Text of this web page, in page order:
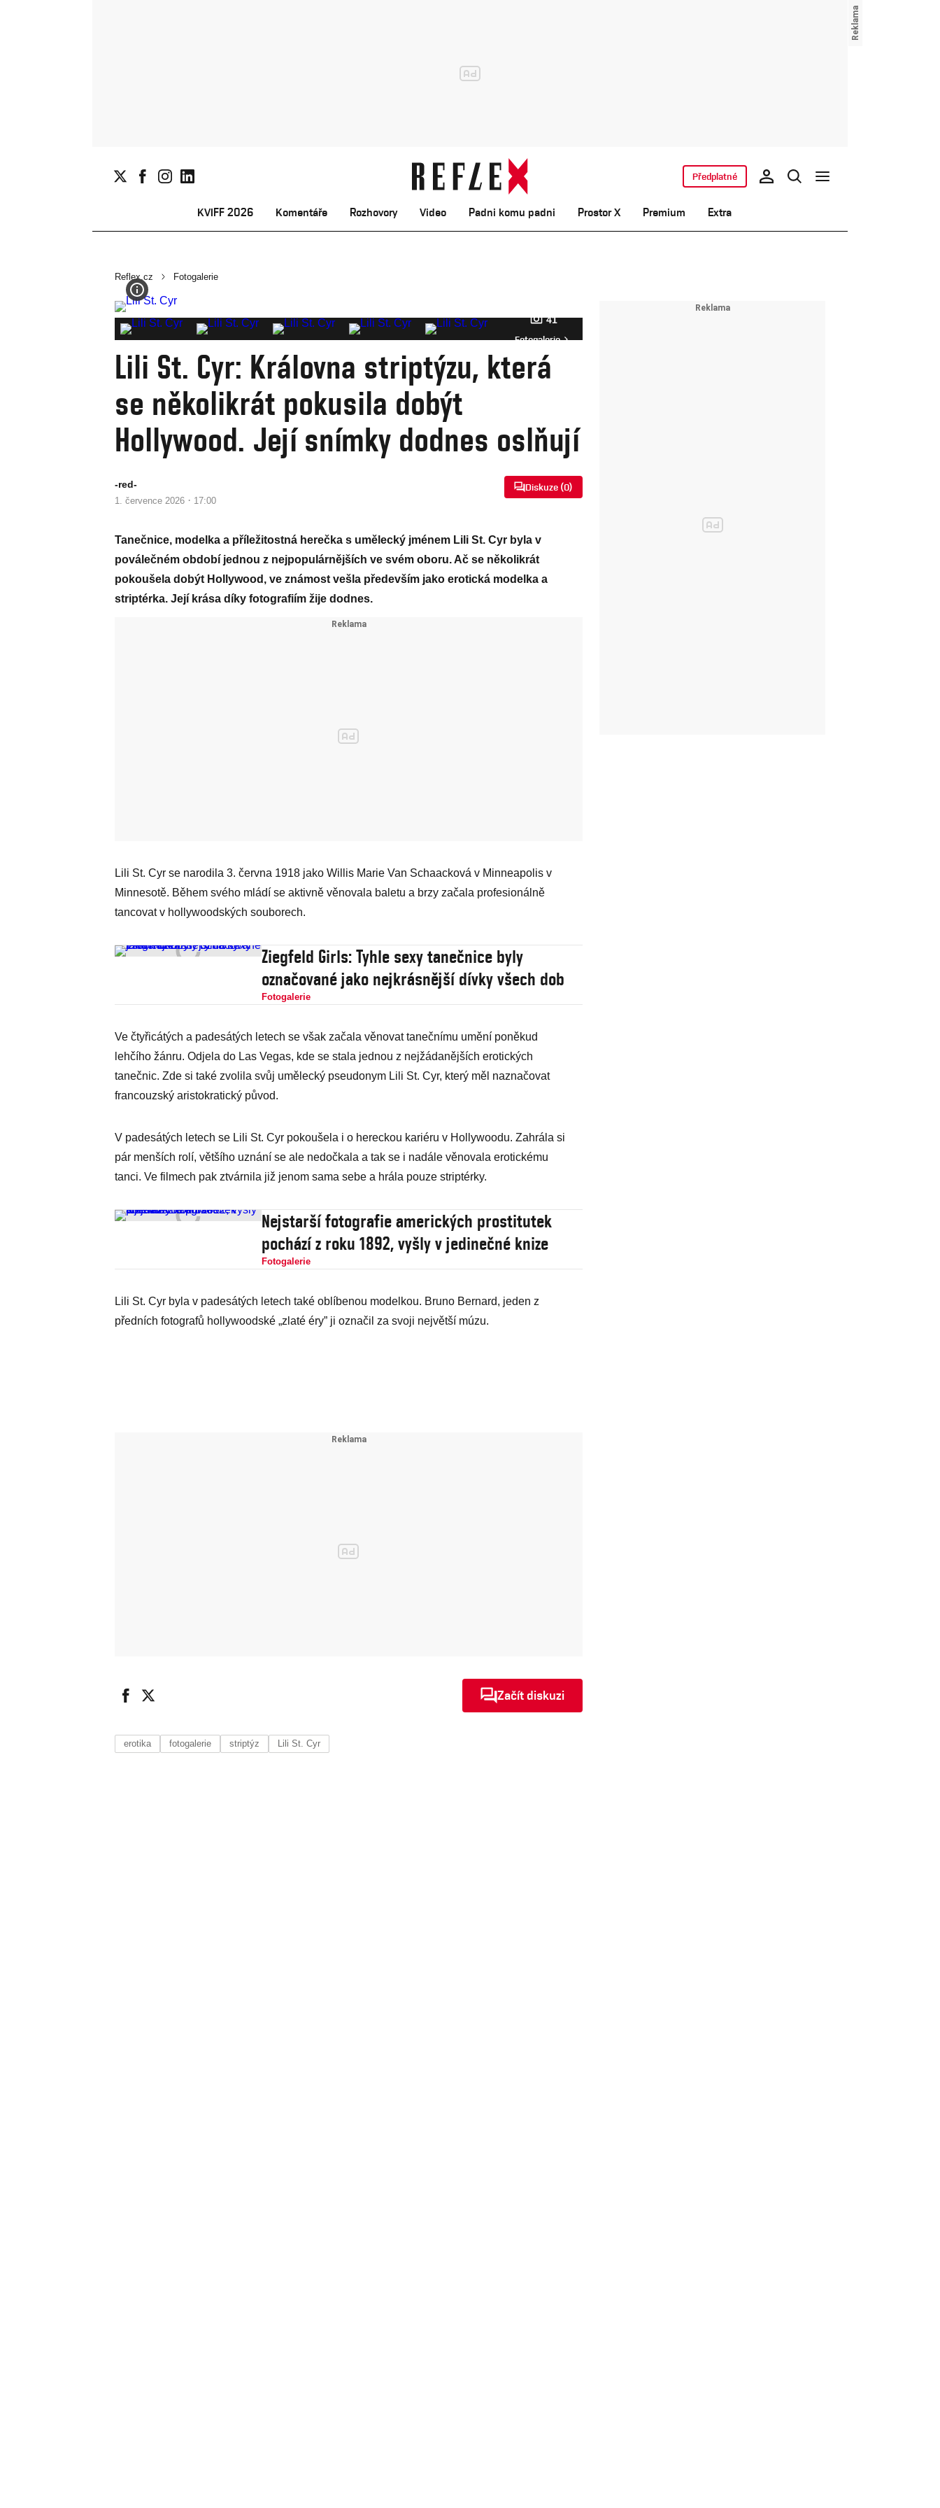
KVIFF 2026 Komentáře Rozhovory Video Padni komu padni Prostor X Premium Extra
Předplatné
Reflex.cz Fotogalerie
41
Fotogalerie
Lili St. Cyr: Královna striptýzu, která
se několikrát pokusila dobýt
Hollywood. Její snímky dodnes oslňují
-red-
1. července 2026 · 17:00
Diskuze (0)
Tanečnice, modelka a příležitostná herečka s umělecký jménem Lili St. Cyr byla v
poválečném období jednou z nejpopulárnějších ve svém oboru. Ač se několikrát
pokoušela dobýt Hollywood, ve známost vešla především jako erotická modelka a
striptérka. Její krása díky fotografiím žije dodnes.
Lili St. Cyr se narodila 3. června 1918 jako Willis Marie Van Schaacková v Minneapolis v
Minnesotě. Během svého mládí se aktivně věnovala baletu a brzy začala profesionálně
tancovat v hollywoodských souborech.
Ziegfeld Girls: Tyhle sexy tanečnice byly
označované jako nejkrásnější dívky všech dob
Fotogalerie
Ve čtyřicátých a padesátých letech se však začala věnovat tanečnímu umění poněkud
lehčího žánru. Odjela do Las Vegas, kde se stala jednou z nejžádanějších erotických
tanečnic. Zde si také zvolila svůj umělecký pseudonym Lili St. Cyr, který měl naznačovat
francouzský aristokratický původ.
V padesátých letech se Lili St. Cyr pokoušela i o hereckou kariéru v Hollywoodu. Zahrála si
pár menších rolí, většího uznání se ale nedočkala a tak se i nadále věnovala erotickému
tanci. Ve filmech pak ztvárnila již jenom sama sebe a hrála pouze striptérky.
Nejstarší fotografie amerických prostitutek
pochází z roku 1892, vyšly v jedinečné knize
Fotogalerie
Lili St. Cyr byla v padesátých letech také oblíbenou modelkou. Bruno Bernard, jeden z
předních fotografů hollywoodské „zlaté éry” ji označil za svoji největší múzu.
Začít diskuzi
erotika fotogalerie striptýz Lili St. Cyr